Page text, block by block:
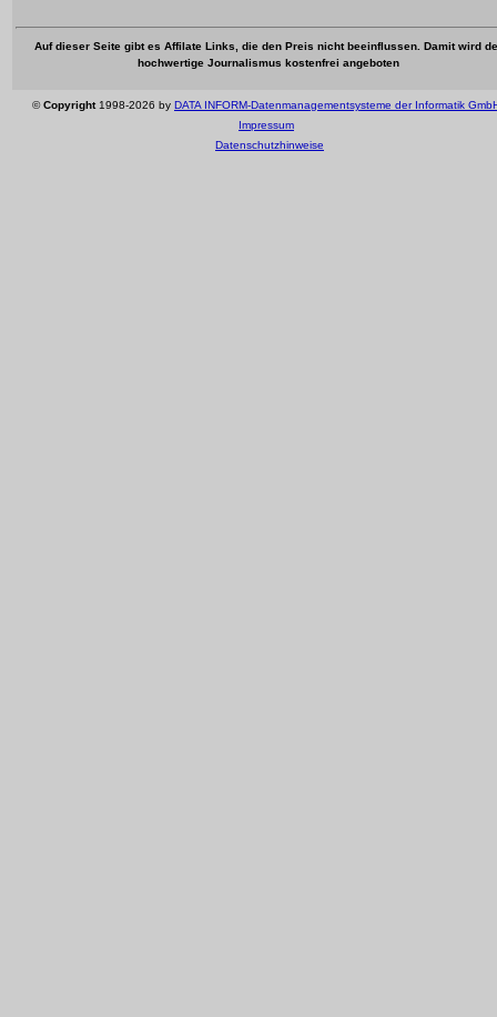
Auf dieser Seite gibt es Affilate Links, die den Preis nicht beeinflussen. Damit wird
hochwertige Journalismus kostenfrei angeboten
©Copyright1998-2026 by DATA INFORM-Datenmanagementsysteme der Informatik
Impressum
Datenschutzhinweise